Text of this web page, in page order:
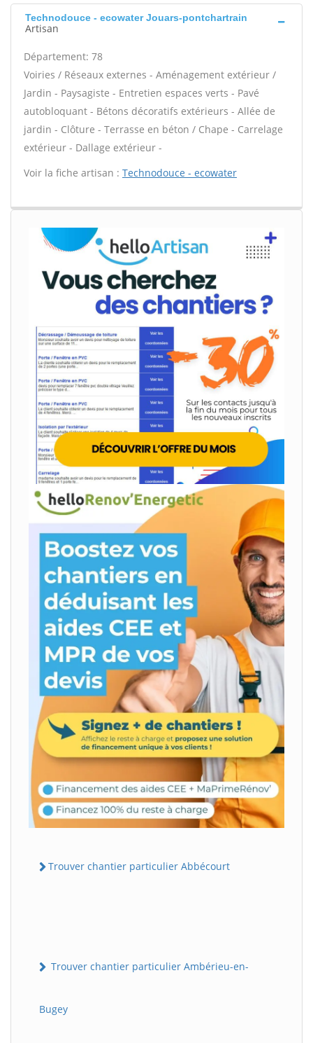
Technodouce - ecowater Jouars-pontchartrain
Artisan
Département: 78
Voiries / Réseaux externes - Aménagement extérieur /
Jardin - Paysagiste - Entretien espaces verts - Pavé
autobloquant - Bétons décoratifs extérieurs - Allée de
jardin - Clôture - Terrasse en béton / Chape - Carrelage
extérieur - Dallage extérieur -
Voir la fiche artisan : Technodouce - ecowater
Trouver chantier particulier Abbécourt
Trouver chantier particulier Ambérieu-en-
Bugey